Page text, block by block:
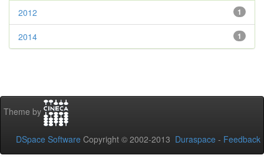
1
2012
1
2014
Theme by
DSpace Software Copyright © 2002-2013 Duraspace - Feedback